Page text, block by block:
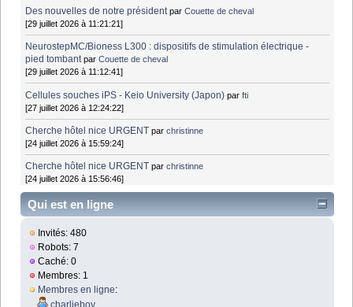
Des nouvelles de notre président parCouette de cheval
[29 juillet 2026 à 11:21:21]
NeurostepMC/Bioness L300 : dispositifs de stimulation électrique -
pied tombant parCouette de cheval
[29 juillet 2026 à 11:12:41]
Cellules souches iPS - Keio University (Japon) parfti
[27 juillet 2026 à 12:24:22]
Cherche hôtel nice URGENT parchristinne
[24 juillet 2026 à 15:59:24]
Cherche hôtel nice URGENT parchristinne
[24 juillet 2026 à 15:56:46]
Qui est en ligne
Invités: 480
Robots: 7
Caché: 0
Membres: 1
Membres en ligne: